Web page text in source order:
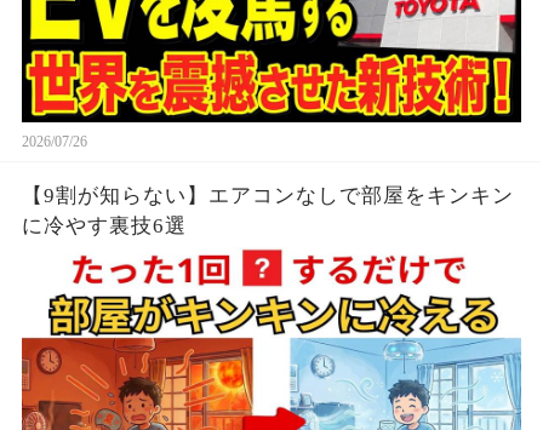
2026/07/26
【9割が知らない】エアコンなしで部屋をキンキン
に冷やす裏技6選